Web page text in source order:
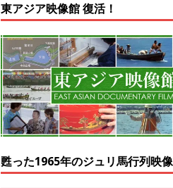
東アジア映像館 復活！
甦った1965年のジュリ馬行列映像